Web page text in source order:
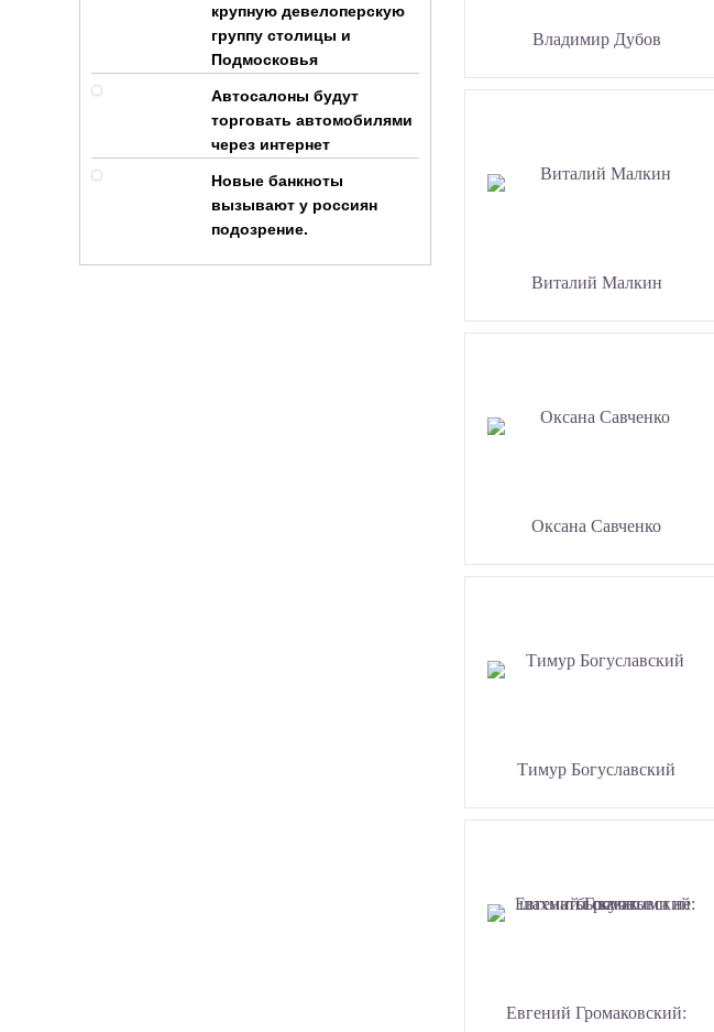
крупную девелоперскую
группу столицы и
Подмосковья
Автосалоны будут
торговать автомобилями
через интернет
Новые банкноты
вызывают у россиян
подозрение.
Владимир Дубов
Виталий Малкин
Оксана Савченко
Тимур Богуславский
Евгений Громаковский: